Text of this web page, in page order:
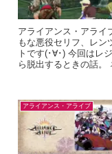
アライアンス・アライ
もな悪役セリフ、レン
トです(･∀･) 今回はレ
ら脱出するときの話。
アライアンス・アライブ